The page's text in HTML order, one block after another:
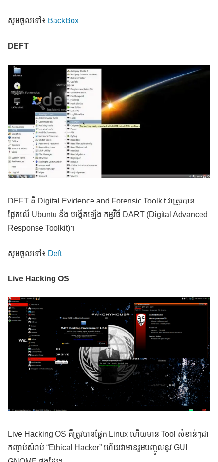
សូមចូលទៅ៖ BackBox
DEFT
DEFT គឺ Digital Evidence and Forensic Toolkit វាត្រូវបាន
ផ្អែកលើ Ubuntu នឹង បង្កើតឡើង កម្មវីធី DART (Digital Advanced
Response Toolkit)។
សូមចូលទៅ៖ Deft
Live Hacking OS
Live Hacking OS គឺត្រូវបានផ្អែក Linux ហើយមាន Tool សំខាន់ៗជា
កញ្ចាប់សំរាប់ “Ethical Hacker” ហើយវាមានរួមបញ្ចូលនូវ GUI